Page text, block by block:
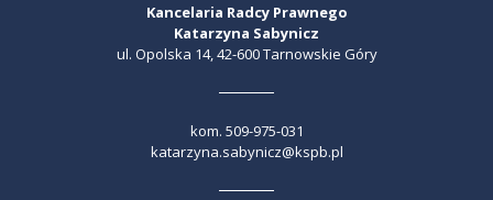
Kancelaria Radcy Prawnego
Katarzyna Sabynicz
ul. Opolska 14, 42-600 Tarnowskie Góry
kom. 509-975-031
katarzyna.sabynicz@kspb.pl